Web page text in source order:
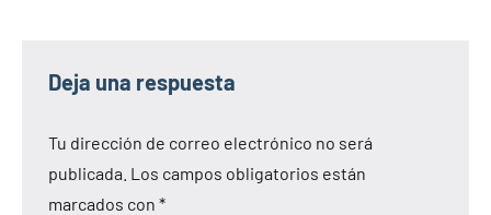
Deja una respuesta
Tu dirección de correo electrónico no será
publicada. Los campos obligatorios están
marcados con *